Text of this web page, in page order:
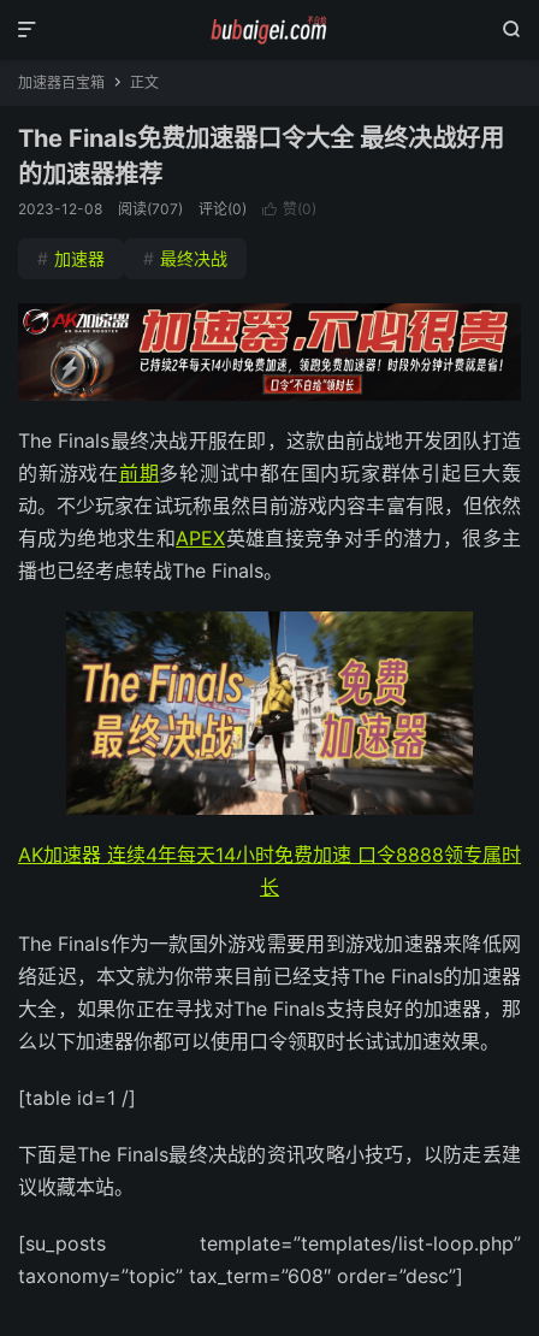


加速器百宝箱  正文
The Finals免费加速器口令大全 最终决战好用
的加速器推荐
2023-12-08 阅读(707) 评论(0)  赞(0)
# 加速器 # 最终决战
The Finals最终决战开服在即，这款由前战地开发团队打造
的新游戏在前期多轮测试中都在国内玩家群体引起巨大轰
动。不少玩家在试玩称虽然目前游戏内容丰富有限，但依然
有成为绝地求生和APEX英雄直接竞争对手的潜力，很多主
播也已经考虑转战The Finals。
AK加速器 连续4年每天14小时免费加速 口令8888领专属时
长
The Finals作为一款国外游戏需要用到游戏加速器来降低网
络延迟，本文就为你带来目前已经支持The Finals的加速器
大全，如果你正在寻找对The Finals支持良好的加速器，那
么以下加速器你都可以使用口令领取时长试试加速效果。
[table id=1 /]
下面是The Finals最终决战的资讯攻略小技巧，以防走丢建
议收藏本站。
[su_posts template=”templates/list-loop.php”
taxonomy=”topic” tax_term=”608″ order=”desc”]